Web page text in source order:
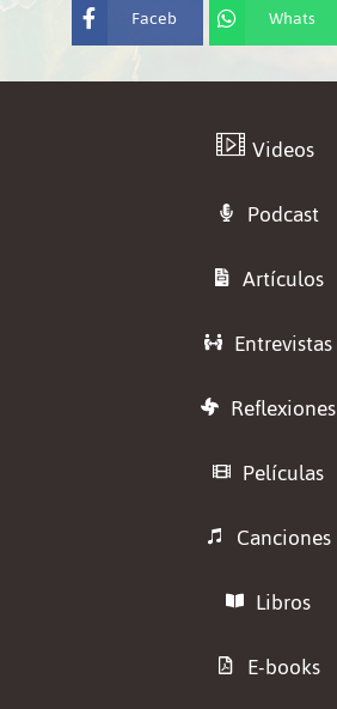
Faceb
Whats
Videos
Podcast
Artículos
Entrevistas
Reflexiones
Películas
Canciones
Libros
E-books